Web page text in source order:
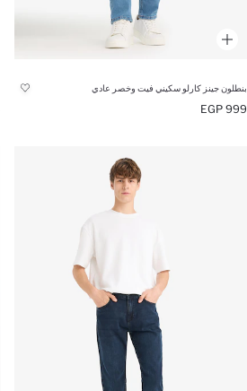
بنطلون جينز كارلو سكيني فيت وخصر عادي
999 EGP